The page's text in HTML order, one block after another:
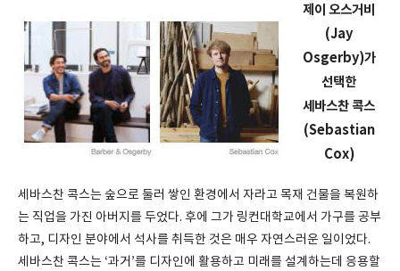
제이 오스거비
(Jay
Osgerby)가
선택한
세바스찬 콕스
(Sebastian
Cox)
세바스찬 콕스는 숲으로 둘러 쌓인 환경에서 자라고 목재 건물을 복원하
는 직업을 가진 아버지를 두었다. 후에 그가 링컨대학교에서 가구를 공부
하고, 디자인 분야에서 석사를 취득한 것은 매우 자연스러운 일이었다.
세바스찬 콕스는 ‘과거’를 디자인에 활용하고 미래를 설계하는데 응용할